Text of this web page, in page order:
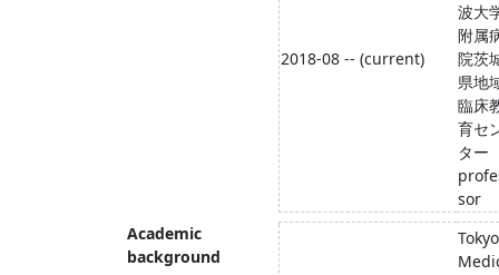
2018-08 -- (current)
波大
附属
院茨
県地
臨床
育セ
ター
sor
Academic
background
Tokyo